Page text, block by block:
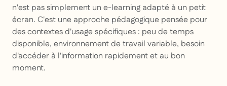
n'est pas simplement un e-learning adapté à un petit
écran. C'est une approche pédagogique pensée pour
des contextes d'usage spécifiques : peu de temps
disponible, environnement de travail variable, besoin
d'accéder à l'information rapidement et au bon
moment.